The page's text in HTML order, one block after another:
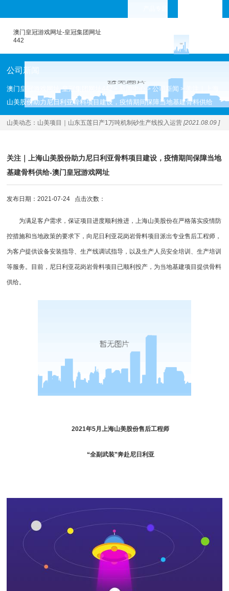
澳门皇冠游戏网址-皇冠集团网址
442
公司新闻
澳门皇冠游戏网址-皇冠集团网址442 >公司新闻 >
山美股份助力尼日利亚骨料项目建设，疫情期间保障当地基建骨料供给
山美动态： 山美项目｜山东五莲日产1万吨机制砂生产线投入运营 [2021.08.09 ]
关注｜上海山美股份助力尼日利亚骨料项目建设，疫情期间保障当地
基建骨料供给-澳门皇冠游戏网址
发布日期：2021-07-24 点击次数：
为满足客户需求，保证项目进度顺利推进，上海山美股份在严格落实疫情防
控措施和当地政策的要求下，向尼日利亚花岗岩骨料项目派出专业售后工程师，
为客户提供设备安装指导、生产线调试指导，以及生产人员安全培训、生产培训
等服务。目前，尼日利亚花岗岩骨料项目已顺利投产，为当地基建项目提供骨料
供给。
2021年5月上海山美股份售后工程师
“全副武装”奔赴尼日利亚